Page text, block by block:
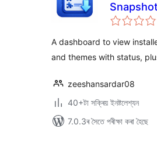
Snapshot
A dashboard to view
and themes with status,
zeeshansardar08
40+টা সক্ৰিয় ইনষ্টলেশ্যন
7.0.3ৰ সৈতে পৰীক্ষা কৰা হৈছে